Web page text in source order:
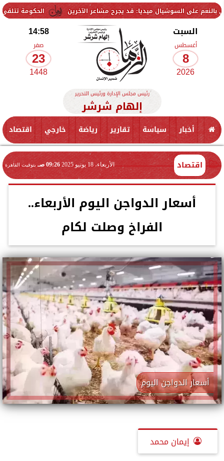
الحكومة تتلقى 229 ألف شكوى وطلب واستفسار خلال يوليو.. ومدبولي يوجه بسرعة الاستجابة للمواطنين ميديا: قد يجرح مشاعر الآخرين
السبت
أغسطس
8
2026
14:58
صفر
23
1448
رئيس مجلس الإدارة ورئيس التحرير
إلهام شرشر
أخبار سياسة تقارير رياضة خارجي اقتصاد
اقتصاد الأربعاء، 18 يونيو 2025 09:26 صـ بتوقيت القاهرة
أسعار الدواجن اليوم الأربعاء..
الفراخ وصلت لكام
أسعار الدواجن اليوم
إيمان محمد